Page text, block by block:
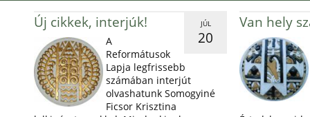
JÚL
20
Új cikkek, interjúk!
A
Reformátusok
Lapja legfrissebb
számában interjút
olvashatunk Somogyiné
Ficsor Krisztina
Van hely